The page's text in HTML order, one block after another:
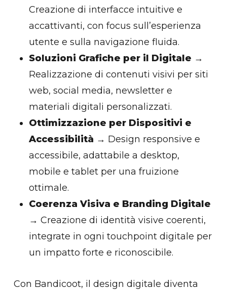
Creazione di interfacce intuitive e
accattivanti, con focus sull’esperienza
utente e sulla navigazione fluida.
Soluzioni Grafiche per il Digitale →
Realizzazione di contenuti visivi per siti
web, social media, newsletter e
materiali digitali personalizzati.
Ottimizzazione per Dispositivi e
Accessibilità → Design responsive e
accessibile, adattabile a desktop,
mobile e tablet per una fruizione
ottimale.
Coerenza Visiva e Branding Digitale
→ Creazione di identità visive coerenti,
integrate in ogni touchpoint digitale per
un impatto forte e riconoscibile.
Con Bandicoot, il design digitale diventa